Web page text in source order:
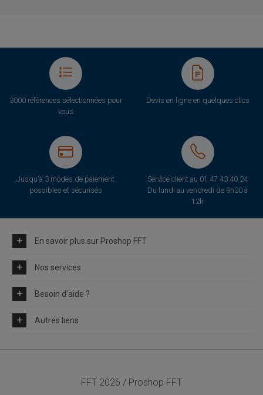
3000 références sélectionnées pour
vous
Devis en ligne en quelques clics
Jusqu'à 3 modes de paiement
possibles et sécurisés
Service client au 01 47 43 40 24
Du lundi au vendredi de 9h30 à
12h
En savoir plus sur Proshop FFT
Nos services
Besoin d'aide ?
Autres liens
FFT 2026 / Proshop FFT